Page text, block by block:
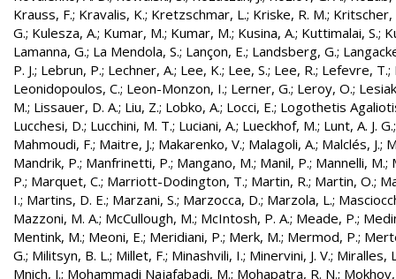
Krauss, F.; Kravalis, K.; Kretzschmar, L.; Kriske, R. M.; Kritscher,
G.; Kulesza, A.; Kumar, M.; Kumar, M.; Kusina, A.; Kuttimalai, S.;
Lamanna, G.; La Mendola, S.; Lançon, E.; Landsberg, G.;
P. J.; Lebrun, P.; Lechner, A.; Lee, K.; Lee, S.; Lee, R.; Lefevre, T.;
Leonidopoulos, C.; Leon-Monzon, I.; Lerner, G.; Leroy, O.;
M.; Lissauer, D. A.; Liu, Z.; Lobko, A.; Locci, E.; Logothetis
Lucchesi, D.; Lucchini, M. T.; Luciani, A.; Lueckhof, M.; Lunt, A. J. G.
Mahmoudi, F.; Maitre, J.; Makarenko, V.; Malagoli, A.; Malclés, J.;
Mandrik, P.; Manfrinetti, P.; Mangano, M.; Manil, P.; Mannelli, M.;
P.; Marquet, C.; Marriott-Dodington, T.; Martin, R.; Martin, O.;
I.; Martins, D. E.; Marzani, S.; Marzocca, D.; Marzola, L.;
Mazzoni, M. A.; McCullough, M.; McIntosh, P. A.; Meade, P.;
Mentink, M.; Meoni, E.; Meridiani, P.; Merk, M.; Mermod, P.;
G.; Militsyn, B. L.; Millet, F.; Minashvili, I.; Minervini, J. V.; Miralles,
Mnich, J.; Mohammadi Najafabadi, M.; Mohapatra, R. N.;